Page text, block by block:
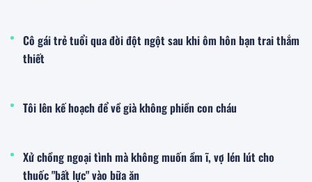
Cô gái trẻ tuổi qua đời đột ngột sau khi ôm hôn bạn trai thắm
thiết
Tôi lên kế hoạch để về già không phiền con cháu
Xử chồng ngoại tình mà không muốn ầm ĩ, vợ lén lút cho
thuốc "bất lực" vào bữa ăn